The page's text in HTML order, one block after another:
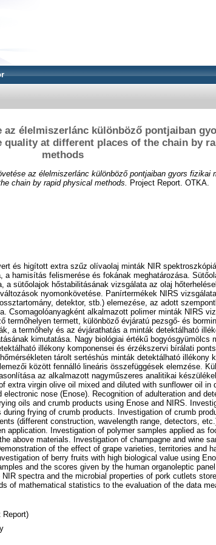
az élelmiszerlánc különböző pontjaiban
quality at different places of the chain by
methods
az élelmiszerlánc különböző pontjaiban gyors fizikai
chain by rapid physical methods.
Project Report. OTKA.
és higított extra szűz olívaolaj minták NIR
a hamisítás felismerése és fokának meghatározása.
a sütőolajok hőstabilitásának vizsgálata az olaj
nyomonkövetése. Panírtermékek NIRS
detektor, stb.) elemezése, az adott
Csomagolóanyagként alkalmazott polimer minták NIRS
termőhelyen termett, különböző évjáratú pezsgő- és
a termőhely és az évjárathatás a minták detektálható
kimutatása. Nagy biológiai értékű bogyósgyümölcs
illékony komponensei és érzékszervi bírálati
tárolt sertéshús minták detektálható illékony
között fennálló lineáris összefüggések elemzése.
az alkalmazott nagyműszeres analitikai
extra virgin olive oil mixed and diluted with sunflower oil in
nose (Enose). Recognition of adulteration and
oils and crumb products using Enose and NIRS.
frying of crumb products. Investigation of crumb
(different construction, wavelength range, detectors,
application. Investigation of polymer samples applied as
above materials. Investigation of champagne and wine
of the effect of grape varieties, territories and
of berry fruits with high biological value using
and the scores given by the human organoleptic
spectra and the microbial properties of pork cutlets
of mathematical statistics to the evaluation of the data
Report)